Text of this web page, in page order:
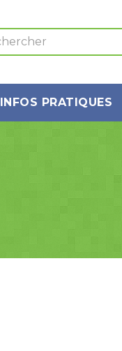
INFOS PRATIQUES